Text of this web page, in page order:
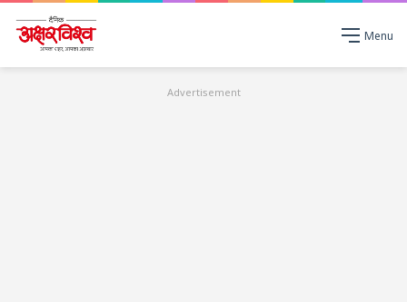
Menu
Advertisement